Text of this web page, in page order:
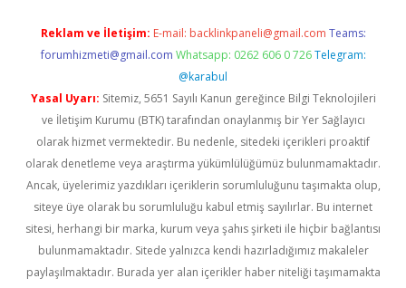
Reklam ve İletişim: E-mail: backlinkpaneli@gmail.com Teams:
forumhizmeti@gmail.com Whatsapp: 0262 606 0 726 Telegram:
@karabul
Yasal Uyarı: Sitemiz, 5651 Sayılı Kanun gereğince Bilgi Teknolojileri
ve İletişim Kurumu (BTK) tarafından onaylanmış bir Yer Sağlayıcı
olarak hizmet vermektedir. Bu nedenle, sitedeki içerikleri proaktif
olarak denetleme veya araştırma yükümlülüğümüz bulunmamaktadır.
Ancak, üyelerimiz yazdıkları içeriklerin sorumluluğunu taşımakta olup,
siteye üye olarak bu sorumluluğu kabul etmiş sayılırlar. Bu internet
sitesi, herhangi bir marka, kurum veya şahıs şirketi ile hiçbir bağlantısı
bulunmamaktadır. Sitede yalnızca kendi hazırladığımız makaleler
paylaşılmaktadır. Burada yer alan içerikler haber niteliği taşımamakta